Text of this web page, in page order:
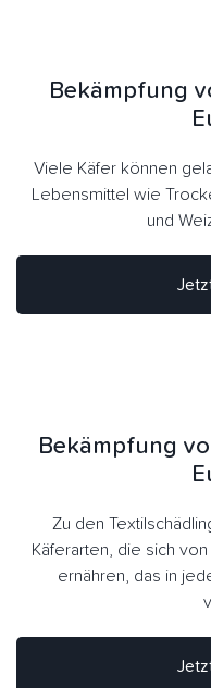
Bekämpfung
Viele Käfer können
Lebensmittel wie
und
Bekämpfung
Zu den
Käferarten, die sich von
ernähren, das in